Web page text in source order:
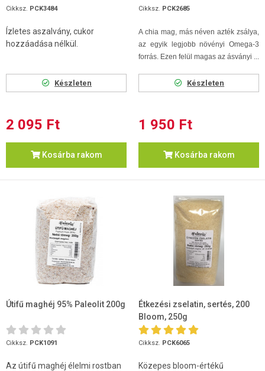
Cikksz. PCK3484
Ízletes aszalvány, cukor
hozzáadása nélkül.
Készleten
2 095 Ft
Kosárba rakom
Cikksz. PCK2685
A chia mag, más néven azték zsálya,
az egyik legjobb növényi Omega-3
forrás. Ezen felül magas az ásványi ...
Készleten
1 950 Ft
Kosárba rakom
Útifű maghéj 95% Paleolit 200g
Cikksz. PCK1091
Az útifű maghéj élelmi rostban
Étkezési zselatin, sertés, 200
Bloom, 250g
Cikksz. PCK6065
Közepes bloom-értékű